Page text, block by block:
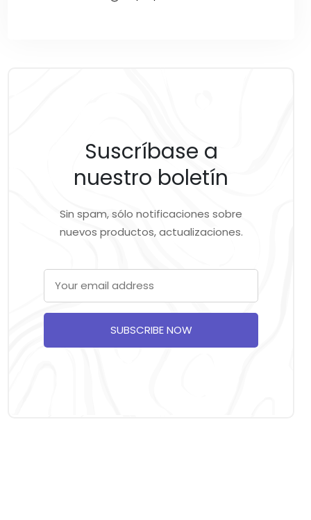
Suscríbase a
nuestro boletín
Sin spam, sólo notificaciones sobre
nuevos productos, actualizaciones.
SUBSCRIBE NOW